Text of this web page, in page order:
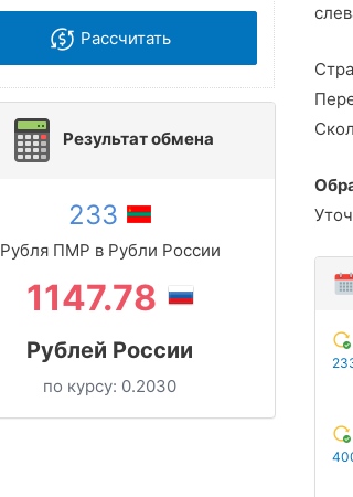
Рассчитать
Результат обмена
233
Рубля ПМР в Рубли России
1147.78
Рублей России
по курсу: 0.2030